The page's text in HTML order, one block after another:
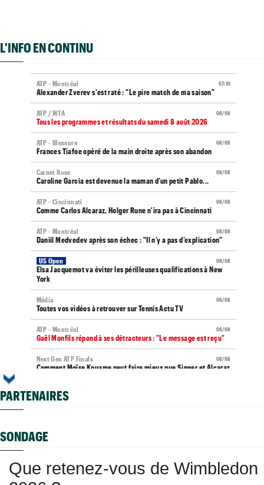
L'INFO EN CONTINU
07:10
ATP - Montréal
Alexander Zverev s'est raté : "Le pire match de ma saison"
08/08
ATP / WTA
Tous les programmes et résultats du samedi 8 août 2026
08/08
ATP - Blessure
Frances Tiafoe opéré de la main droite après son abandon
08/08
Carnet Rose
Caroline Garcia est devenue la maman d’un petit Pablo...
08/08
ATP - Cincinnati
Comme Carlos Alcaraz, Holger Rune n'ira pas à Cincinnati
08/08
ATP - Montréal
Daniil Medvedev après son échec : "Il n’y a pas d’explication"
08/08
US Open
Elsa Jacquemot va éviter les périlleuses qualifications à New
York
08/08
Média
Toutes vos vidéos à retrouver sur Tennis Actu TV
08/08
ATP - Montréal
Gaël Monfils répond à ses détracteurs : "Le message est reçu"
08/08
Next Gen ATP Finals
Comment Moïse Kouame peut faire mieux que Sinner et Alcaraz
ATP - Montréal
US Open (Q)
08/08
Istanbul (CH)
Lucas Poullain en finale en Turquie, Antoine Ghibaudo a coincé
PARTENAIRES
SONDAGE
Que retenez-vous de Wimbledon